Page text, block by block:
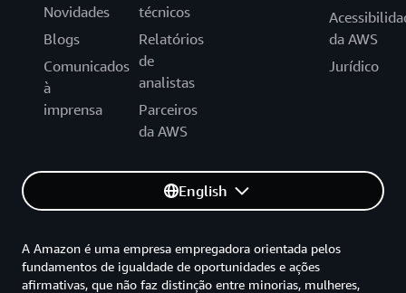
Novidades
Blogs
Comunicados
à
imprensa
técnicos
Relatórios
de
analistas
Parceiros
da AWS
da AWS
Jurídico
English
A Amazon é uma empresa empregadora orientada pelos
fundamentos de igualdade de oportunidades e ações
afirmativas, que não faz distinção entre minorias, mulheres,